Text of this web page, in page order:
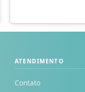
ATENDIMENTO
Contato